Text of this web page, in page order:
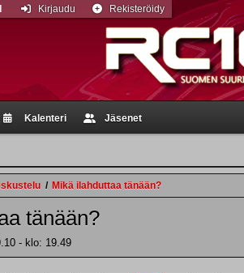
Kalenteri Jäsenet
Kirjaudu Rekisteröidy
/ Mikä ilahduttaa tänään?
tänään?
- klo: 19.49